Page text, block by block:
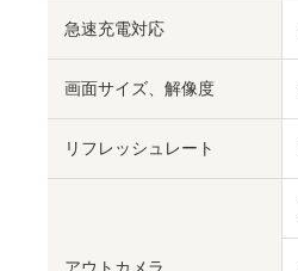
急速充電対応
画面サイズ、解像度
リフレッシュレート
アウトカメラ